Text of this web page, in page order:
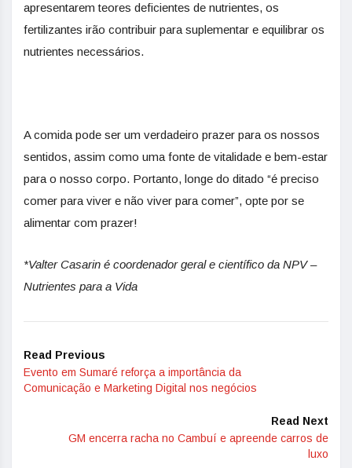
apresentarem teores deficientes de nutrientes, os
fertilizantes irão contribuir para suplementar e equilibrar os
nutrientes necessários.
A comida pode ser um verdadeiro prazer para os nossos
sentidos, assim como uma fonte de vitalidade e bem-estar
para o nosso corpo. Portanto, longe do ditado “é preciso
comer para viver e não viver para comer”, opte por se
alimentar com prazer!
*Valter Casarin é coordenador geral e científico da NPV –
Nutrientes para a Vida
Read Previous
Evento em Sumaré reforça a importância da
Comunicação e Marketing Digital nos negócios
Read Next
GM encerra racha no Cambuí e apreende carros de
luxo